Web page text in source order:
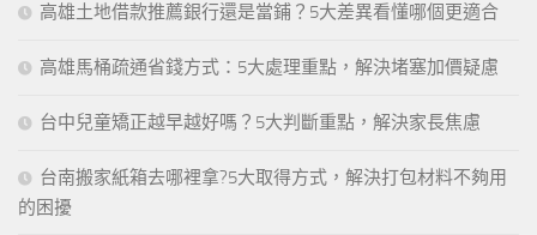
高雄土地借款推薦銀行還是當鋪？5大差異看懂哪個更適合
高雄馬桶疏通省錢方式：5大處理重點，解決堵塞加價疑慮
台中兒童矯正越早越好嗎？5大判斷重點，解決家長焦慮
台南搬家紙箱去哪裡拿?5大取得方式，解決打包材料不夠用
的困擾